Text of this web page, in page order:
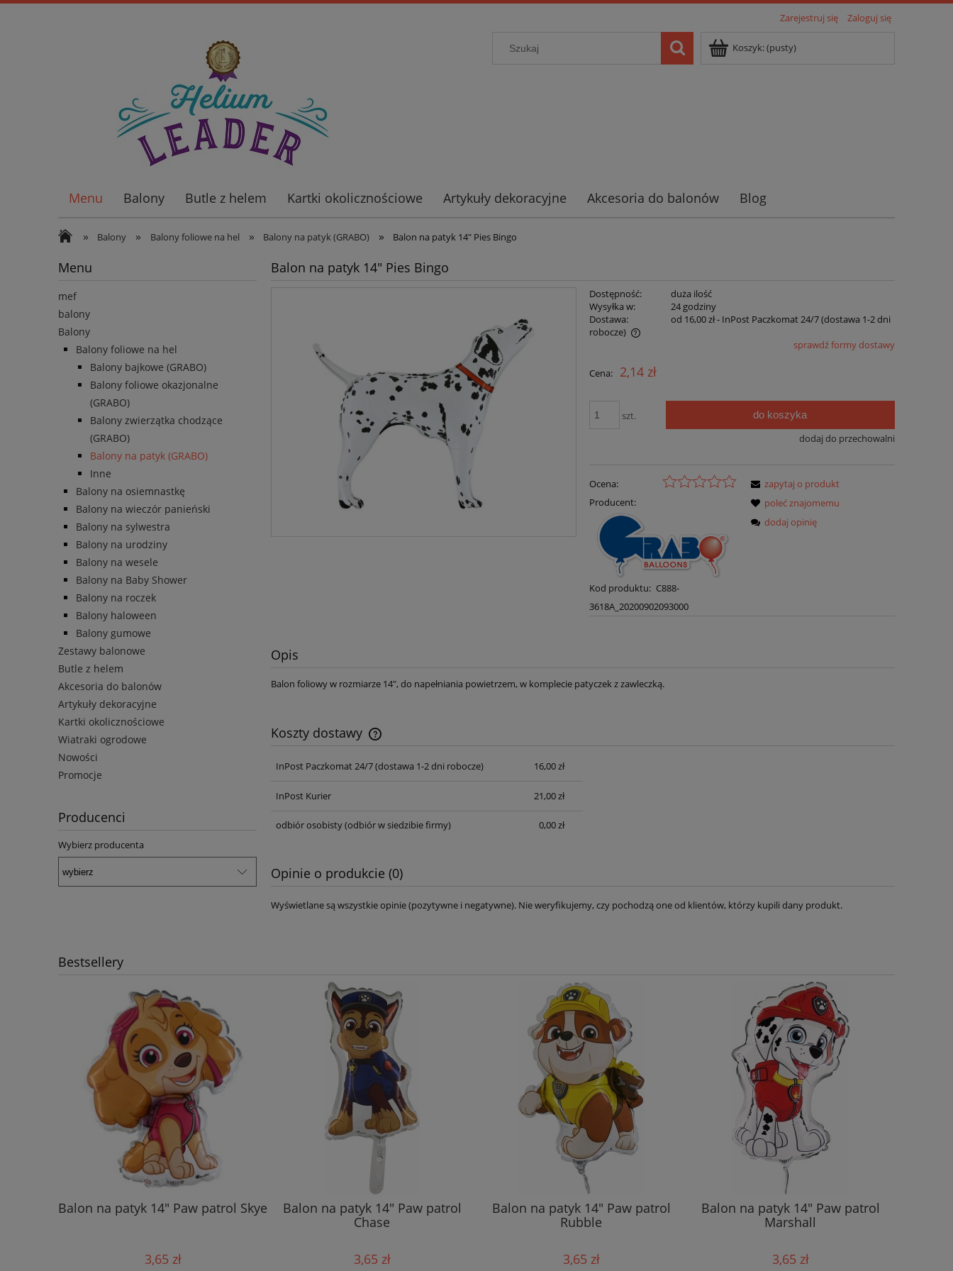
Zarejestruj się Zaloguj się
Koszyk:(pusty)
Menu Balony Butle z helem Kartki okolicznościowe Artykuły dekoracyjne Akcesoria do balonów
Blog
Wiatraki ogrodowe
» Balony » Balony foliowe na hel » Balony na patyk (GRABO) » Balon na patyk 14" Pies Bingo
Menu
mef
balony
Balony
Balony foliowe na hel
Balony bajkowe (GRABO)
Balony foliowe okazjonalne
(GRABO)
Balony zwierzątka chodzące
(GRABO)
Balony na patyk (GRABO)
Inne
Balony na osiemnastkę
Balony na wieczór panieński
Balony na sylwestra
Balony na urodziny
Balony na wesele
Balony na Baby Shower
Balony na roczek
Balony haloween
Balony gumowe
Zestawy balonowe
Butle z helem
Akcesoria do balonów
Artykuły dekoracyjne
Kartki okolicznościowe
Wiatraki ogrodowe
Nowości
Promocje
Producenci
Wybierz producenta
Balon na patyk 14" Pies Bingo
Dostępność:
duża ilość
Wysyłka w:
24 godziny
Dostawa:
od 16,00 zł- InPost Paczkomat 24/7 (dostawa 1-2 dni
robocze)
Cena nie zawiera ewentualnych kosztów
płatności
sprawdź formy dostawy
Cena: 2,14 zł
szt. do koszyka
dodaj do przechowalni
Ocena:
Producent:
Kod produktu: C888-
3618A_20200902093000
zapytaj o produkt
poleć znajomemu
dodaj opinię
Opis
Balon foliowy w rozmiarze 14", do napełniania powietrzem, w komplecie patyczek z zawleczką.
Koszty dostawy
Cena nie zawiera ewentualnych kosztów
InPost Paczkomat 24/7 (dostawa 1-2 dni robocze) 16,00 zł
InPost Kurier 21,00 zł
odbiór osobisty(odbiór w siedzibie firmy) 0,00 zł
Opinie o produkcie (0)
Wyświetlane są wszystkie opinie (pozytywne i negatywne). Nie weryfikujemy, czy pochodzą one od klientów, którzy kupili dany produkt.
Bestsellery
Balon na patyk 14" Paw patrol Skye
3,65 zł
Balon na patyk 14" Paw patrol
Chase
3,65 zł
Balon na patyk 14" Paw patrol
Rubble
3,65 zł
Balon na patyk 14" Paw patrol
Marshall
3,65 zł